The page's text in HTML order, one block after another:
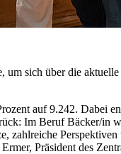
sich über die
auf 9.242. Dabei
Im Beruf Bäcker/in
zahlreiche
Präsident des